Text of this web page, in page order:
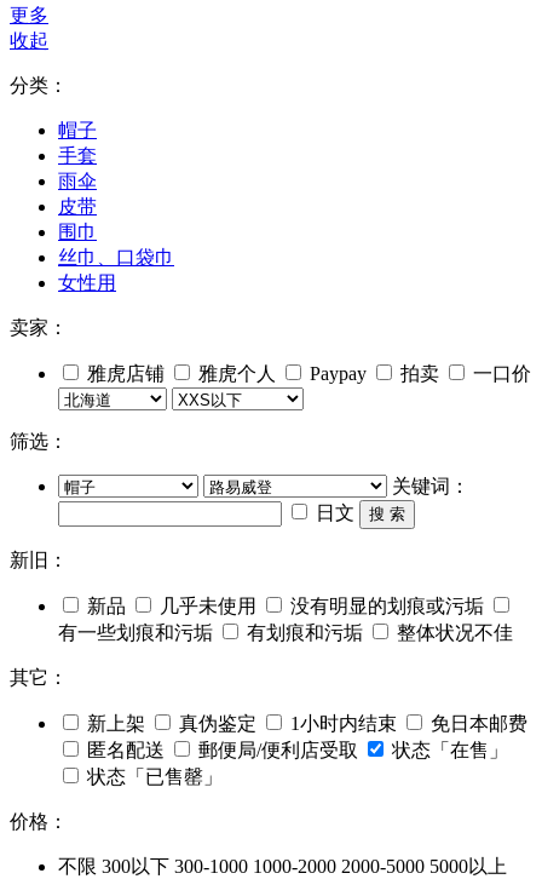
更多
收起
分类：
帽子
手套
雨伞
皮带
围巾
丝巾、口袋巾
女性用
卖家：
雅虎店铺 雅虎个人 Paypay 拍卖 一口价
筛选：
关键词：
日文
搜 索
新旧：
新品 几乎未使用
没有明显的划痕或污垢
有一些划痕和污垢
有划痕和污垢 整体状况不佳
其它：
新上架 真伪鉴定 1小时内结束
免日本邮费
匿名配送
郵便局/便利店受取
状态「在售」
状态「已售罄」
价格：
不限 300以下 300-1000 1000-2000 2000-5000 5000以上